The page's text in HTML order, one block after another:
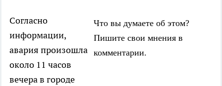
Что вы думаете об этом?
Пишите свои мнения в
комментарии.
Согласно
информации,
авария произошла
около 11 часов
вечера в городе